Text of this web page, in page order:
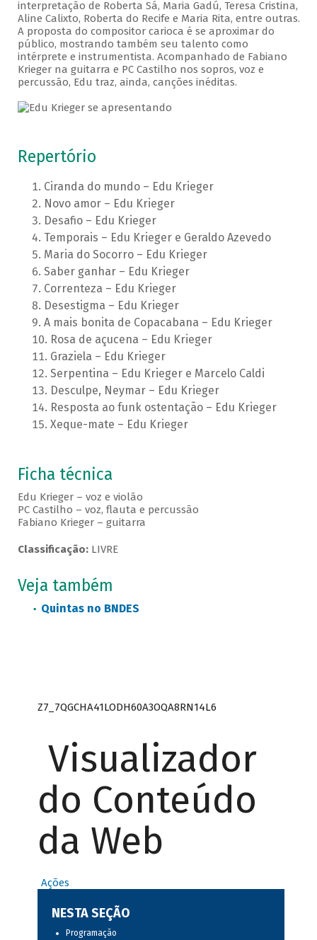
interpretação de Roberta Sá, Maria Gadú, Teresa Cristina,
Aline Calixto, Roberta do Recife e Maria Rita, entre outras.
A proposta do compositor carioca é se aproximar do
público, mostrando também seu talento como
intérprete e instrumentista. Acompanhado de Fabiano
Krieger na guitarra e PC Castilho nos sopros, voz e
percussão, Edu traz, ainda, canções inéditas.
Repertório
Ciranda do mundo – Edu Krieger
Novo amor – Edu Krieger
Desafio – Edu Krieger
Temporais – Edu Krieger e Geraldo Azevedo
Maria do Socorro – Edu Krieger
Saber ganhar – Edu Krieger
Correnteza – Edu Krieger
Desestigma – Edu Krieger
A mais bonita de Copacabana – Edu Krieger
Rosa de açucena – Edu Krieger
Graziela – Edu Krieger
Serpentina – Edu Krieger e Marcelo Caldi
Desculpe, Neymar – Edu Krieger
Resposta ao funk ostentação – Edu Krieger
Xeque-mate – Edu Krieger
Ficha técnica
Edu Krieger – voz e violão
PC Castilho – voz, flauta e percussão
Fabiano Krieger – guitarra
Classificação:LIVRE
Veja também
Quintas no BNDES
Z7_7QGCHA41LODH60A3OQA8RN14L6
Visualizador
do Conteúdo
da Web
Ações
NESTA SEÇÃO
Programação